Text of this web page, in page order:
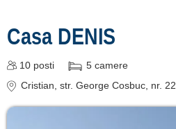
Casa DENIS
10 posti 5 camere
Cristian, str. George Cosbuc, nr. 22